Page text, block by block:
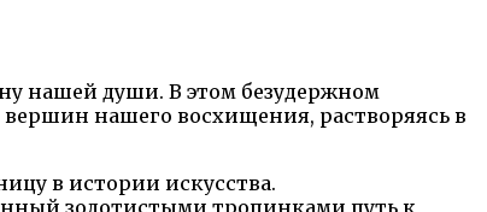
нашей души. В этом безудержном
нашего восхищения, растворяясь в
в истории искусства.
золотистыми тропинками путь к